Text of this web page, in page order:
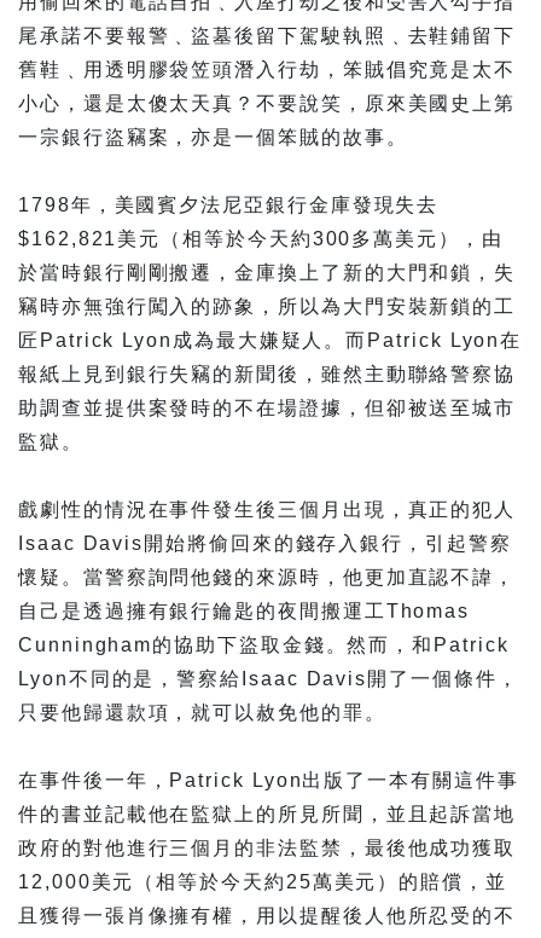
尾承諾不要報警﹑盜墓後留下駕駛執照﹑去鞋鋪留下
舊鞋﹑用透明膠袋笠頭潛入行劫，笨賊倡究竟是太不
小心，還是太傻太天真？不要說笑，原來美國史上第
一宗銀行盜竊案，亦是一個笨賊的故事。
1798年，美國賓夕法尼亞銀行金庫發現失去
$162,821美元（相等於今天約300多萬美元），由
於當時銀行剛剛搬遷，金庫換上了新的大門和鎖，失
竊時亦無強行闖入的跡象，所以為大門安裝新鎖的工
匠Patrick Lyon成為最大嫌疑人。而Patrick Lyon在
報紙上見到銀行失竊的新聞後，雖然主動聯絡警察協
助調查並提供案發時的不在場證據，但卻被送至城市
監獄。
戲劇性的情況在事件發生後三個月出現，真正的犯人
Isaac Davis開始將偷回來的錢存入銀行，引起警察
懷疑。當警察詢問他錢的來源時，他更加直認不諱，
自己是透過擁有銀行鑰匙的夜間搬運工Thomas
Cunningham的協助下盜取金錢。然而，和Patrick
Lyon不同的是，警察給Isaac Davis開了一個條件，
只要他歸還款項，就可以赦免他的罪。
在事件後一年，Patrick Lyon出版了一本有關這件事
件的書並記載他在監獄上的所見所聞，並且起訴當地
政府的對他進行三個月的非法監禁，最後他成功獲取
12,000美元（相等於今天約25萬美元）的賠償，並
且獲得一張肖像擁有權，用以提醒後人他所忍受的不